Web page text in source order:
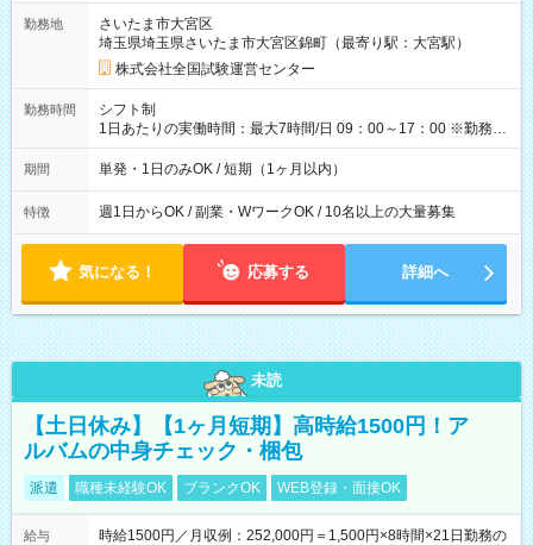
例】 ・河合塾模擬試験 8:30～17:30（休憩1時間） 時給1,300円
×8時間＝日収10,400円＋交通費 ※当日の役割により時給＋100
円の場合あり ・国家試験 7:00～13:30（休憩なし） 時給1,300
円（役割手当＋100円）×6時間＝日収8,400円＋交通費 【試用期
間】試用期間なし
勤務地
さいたま市大宮区
埼玉県埼玉県さいたま市大宮区錦町（最寄り駅：大宮駅）
株式会社全国試験運営センター
勤務時間
シフト制
1日あたりの実働時間：最大7時間/日 09：00～17：00 ※勤務時
間は 試験により異なります。
期間 単発・1日のみOK / 短期（1ヶ月以内）
特徴 週1日からOK / 副業・WワークOK / 10名以上の大量募集
気になる！ 応募する 詳細へ
未読
【土日休み】【1ヶ月短期】高時給1500円！ア
ルバムの中身チェック・梱包
派遣 職種未経験OK ブランクOK WEB登録・面接OK
給与
時給1500円／月収例：252,000円＝1,500円×8時間×21日勤務の